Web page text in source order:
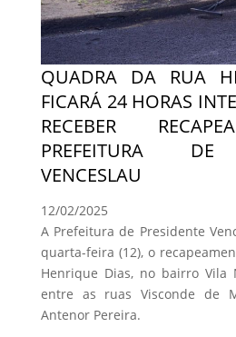
QUADRA DA RUA
FICARÁ 24 HORAS
RECEBER
PREFEITURA DE
VENCESLAU
12/02/2025
A Prefeitura de Presidente
quarta-feira (12), o
Henrique Dias, no bairro Vila
entre as ruas Visconde de
Antenor Pereira.